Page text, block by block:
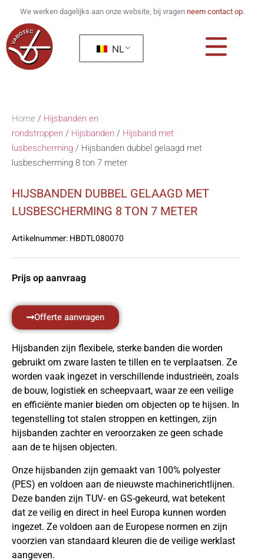
We werken dagelijks aan onze website, bij vragen neem contact op.
NL
Home / Hijsbanden en
rondstroppen / Hijsbanden / Hijsband met
lusbescherming / Hijsbanden dubbel gelaagd met
lusbescherming 8 ton 7 meter
HIJSBANDEN DUBBEL GELAAGD MET
LUSBESCHERMING 8 TON 7 METER
Artikelnummer:HBDTL080070
Prijs op aanvraag
Offerte aanvragen
Hijsbanden zijn flexibele, sterke banden die worden
gebruikt om zware lasten te tillen en te verplaatsen. Ze
worden vaak ingezet in verschillende industrieën, zoals
de bouw, logistiek en scheepvaart, waar ze een veilige
en efficiënte manier bieden om objecten op te hijsen. In
tegenstelling tot stalen stroppen en kettingen, zijn
hijsbanden zachter en veroorzaken ze geen schade
aan de te hijsen objecten.
Onze hijsbanden zijn gemaakt van 100% polyester
(PES) en voldoen aan de nieuwste machinerichtlijnen.
Deze banden zijn TUV- en GS-gekeurd, wat betekent
dat ze veilig en direct in heel Europa kunnen worden
ingezet. Ze voldoen aan de Europese normen en zijn
voorzien van standaard kleuren die de veilige werklast
aangeven.